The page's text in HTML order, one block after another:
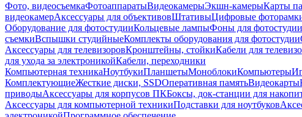
Фото, видеосъемкаФотоаппаратыВидеокамерыЭкшн-камерыКарты
видеокамерАксессуары для объективовШтативыЦифровые
Оборудование для фотостудииКольцевые лампыФоны для фотостудии
съемкиВспышки студийныеКомплекты оборудования для фотостудии
Аксессуары для телевизоровКронштейны, стойкиКабели для
для ухода за электроникойКабели, переходники
Компьютерная техникаНоутбукиПланшетыМоноблокиКомпьютеры
КомплектующиеЖесткие диски, SSDОперативная памятьВидеокарты
приводыАксессуары для корпусов ПКБоксы, док-станции для
Аксессуары для компьютерной техникиПодставки для ноутбуков